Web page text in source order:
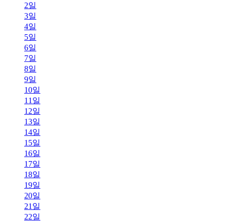
2일
3일
4일
5일
6일
7일
8일
9일
10일
11일
12일
13일
14일
15일
16일
17일
18일
19일
20일
21일
22일